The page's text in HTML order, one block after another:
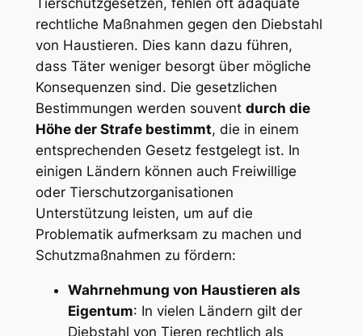
rechtliche Maßnahmen gegen den Diebstahl
⁤von Haustieren. Dies kann dazu führen,
dass Täter weniger besorgt über mögliche
Konsequenzen sind. Die gesetzlichen
Bestimmungen ‍werden ⁣souvent durch die
Höhe der Strafe bestimmt, die in einem
entsprechenden Gesetz ‌festgelegt ist. In
einigen Ländern können auch Freiwillige
oder Tierschutzorganisationen
Unterstützung leisten, um auf die
Problematik ⁤aufmerksam zu machen und
Schutzmaßnahmen zu fördern:
Wahrnehmung von ⁤Haustieren als
Eigentum: In⁢ vielen Ländern gilt der
Diebstahl von Tieren rechtlich als